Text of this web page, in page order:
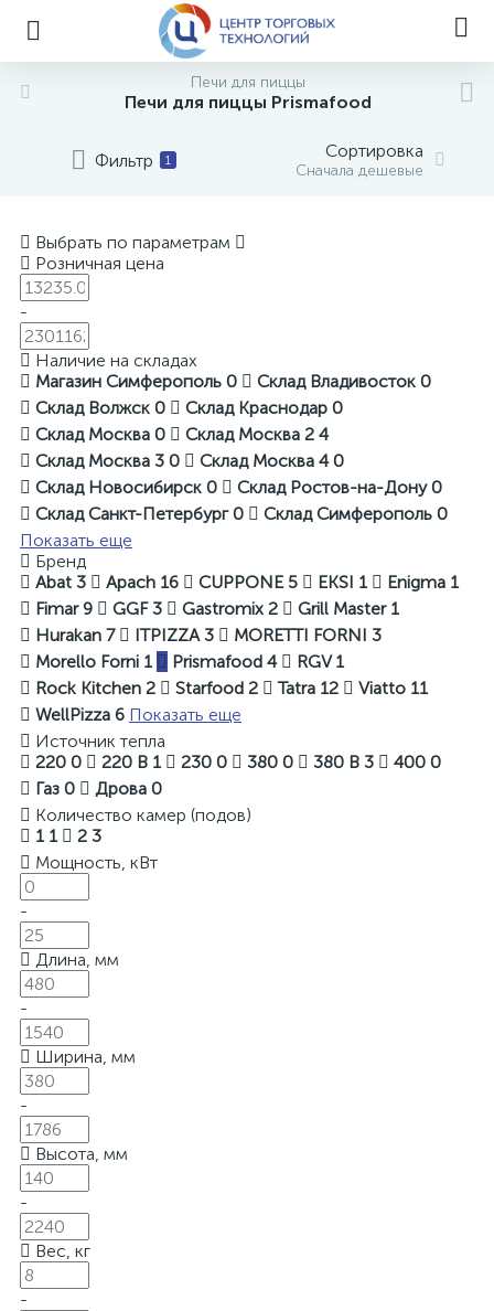
Печи для пиццы
Печи для пиццы Prismafood
Фильтр 1 Сортировка
Сначала дешевые
Выбрать по параметрам
Розничная цена
-
Наличие на складах
Магазин Симферополь 0 Склад Владивосток 0
Склад Волжск 0 Склад Краснодар 0
Склад Москва 0 Склад Москва 2 4
Склад Москва 3 0 Склад Москва 40
Склад Новосибирск 0 Склад Ростов-на-Дону0
Склад Санкт-Петербург0 Склад Симферополь 0
Показать еще
Бренд
Abat 3 Apach 16 CUPPONE 5 EKSI 1 Enigma 1
Fimar 9 GGF3 Gastromix 2 Grill Master 1
Hurakan 7 ITPIZZA3 MORETTI FORNI 3
Morello Forni 1 Prismafood 4 RGV1
Rock Kitchen 2 Starfood 2 Tatra 12 Viatto 11
WellPizza 6 Показать еще
Источник тепла
220 0 220 В 1 230 0 380 0 380 В 3 400 0
Газ 0 Дрова 0
Количество камер (подов)
1 1 2 3
Мощность, кВт
-
Длина, мм
-
Ширина, мм
-
Высота, мм
-
Вес, кг
-